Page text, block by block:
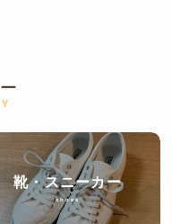
靴・スニーカー
shoes